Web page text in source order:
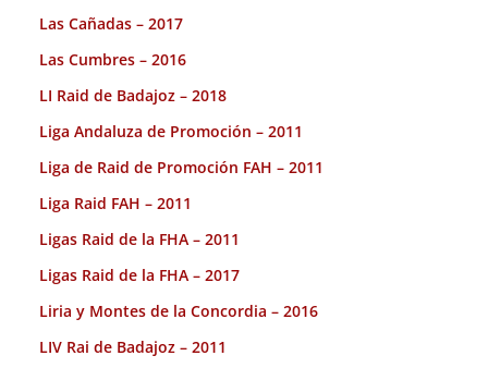
Las Cañadas – 2017
Las Cumbres – 2016
LI Raid de Badajoz – 2018
Liga Andaluza de Promoción – 2011
Liga de Raid de Promoción FAH – 2011
Liga Raid FAH – 2011
Ligas Raid de la FHA – 2011
Ligas Raid de la FHA – 2017
Liria y Montes de la Concordia – 2016
LIV Rai de Badajoz – 2011